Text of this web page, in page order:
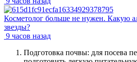
Косметолог больше не нужен. Какую
звезды?
9 часов назад
Подготовка почвы: для посева